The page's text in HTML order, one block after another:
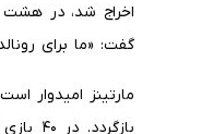
اخراج شد، در هشت
گفت: «ما برای رونالدو
مارتینز امیدوار